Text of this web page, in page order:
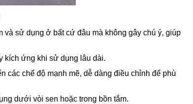
sử dụng ở bất cứ đâu mà không gây chú ý, giúp
kích ứng khi sử dụng lâu dài.
các chế độ mạnh mẽ, dễ dàng điều chỉnh để phù
dưới vòi sen hoặc trong bồn tắm.